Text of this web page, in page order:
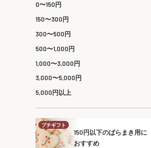
0〜150円
150〜300円
300〜500円
500〜1,000円
1,000〜3,000円
3,000〜5,000円
5,000円以上
プチギフト
150円以下のばらまき用に
おすすめ